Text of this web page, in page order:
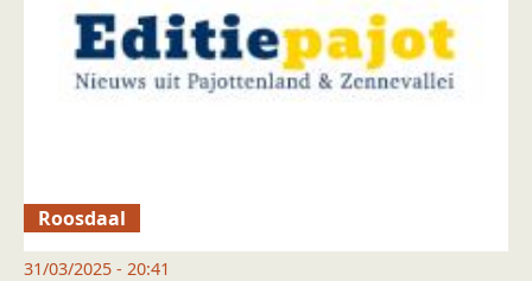
Roosdaal
31/03/2025 - 20:41